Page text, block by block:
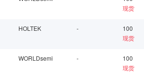
现货
HOLTEK -
100
现货
WORLDsemi -
100
现货